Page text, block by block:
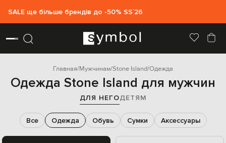
SALE ще більше брендів до -50% SS`26
Главная Мужчинам Stone Island Одежда
Одежда Stone Island для мужчин
ДЛЯ НЕГОДЕТЯМ
Все Одежда Обувь Сумки Аксессуары